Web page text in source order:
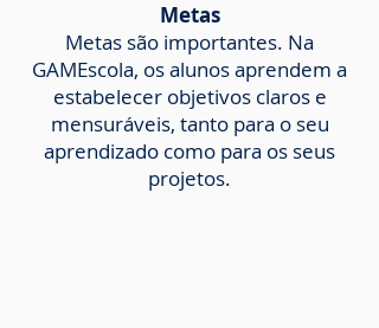
Metas
Metas são importantes. Na
GAMEscola, os alunos aprendem a
estabelecer objetivos claros e
mensuráveis, tanto para o seu
aprendizado como para os seus
projetos.